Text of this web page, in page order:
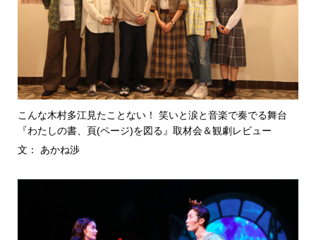
こんな木村多江見たことない！ 笑いと涙と音楽で奏でる舞台
『わたしの書、頁(ページ)を図る』取材会＆観劇レビュー
文： あかね渉